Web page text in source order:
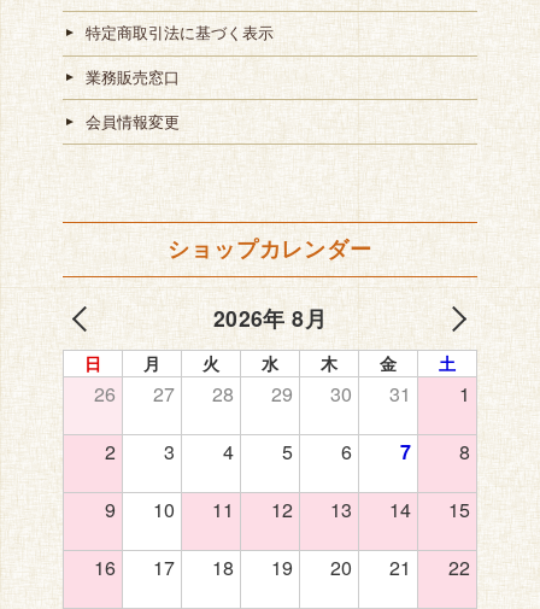
特定商取引法に基づく表示
業務販売窓口
会員情報変更
ショップカレンダー
2026年 8月
日 月 火 水 木 金 土
26 27 28 29 30 31 1
2 3 4 5 6 7 8
9 10 11 12 13 14 15
16 17 18 19 20 21 22